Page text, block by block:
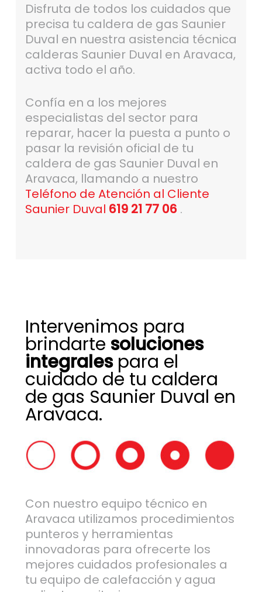
Disfruta de todos los cuidados que
precisa tu caldera de gas Saunier
Duval en nuestra asistencia técnica
calderas Saunier Duval en Aravaca,
activa todo el año.
Confía en a los mejores
especialistas del sector para
reparar, hacer la puesta a punto o
pasar la revisión oficial de tu
caldera de gas Saunier Duval en
Aravaca, llamando a nuestro
Teléfono de Atención al Cliente
Saunier Duval 619 21 77 06 .
Intervenimos para
brindarte soluciones
integralespara el
cuidado de tu caldera
de gas Saunier Duval en
Aravaca.
Con nuestro equipo técnico en
Aravaca utilizamos procedimientos
punteros y herramientas
innovadoras para ofrecerte los
mejores cuidados profesionales a
tu equipo de calefacción y agua